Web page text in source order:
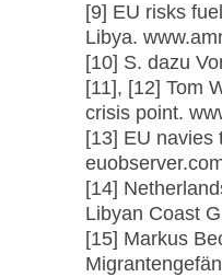
[9] EU risks
Libya.
[10] S. dazu
[11], [12] Tom
crisis point.
[13] EU navies
[14]
Libyan Coast
[15] Markus